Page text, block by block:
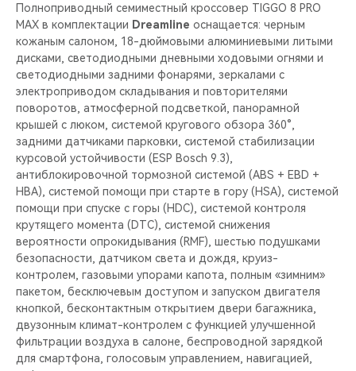
Полноприводный семиместный кроссовер ТIGGO 8 PRO
MAX в комплектации Dreamline оснащается: черным
кожаным салоном, 18-дюймовыми алюминиевыми литыми
дисками, светодиодными дневными ходовыми огнями и
светодиодными задними фонарями, зеркалами с
электроприводом складывания и повторителями
поворотов, атмосферной подсветкой, панорамной
крышей с люком, системой кругового обзора 360°,
задними датчиками парковки, системой стабилизации
курсовой устойчивости (ESP Bosch 9.3),
антиблокировочной тормозной системой (ABS + EBD +
HBA), системой помощи при старте в гору (HSA), системой
помощи при спуске с горы (HDC), системой контроля
крутящего момента (DTC), системой снижения
вероятности опрокидывания (RMF), шестью подушками
безопасности, датчиком света и дождя, круиз-
контролем, газовыми упорами капота, полным «зимним»
пакетом, бесключевым доступом и запуском двигателя
кнопкой, бесконтактным открытием двери багажника,
двузонным климат-контролем с функцией улучшенной
фильтрации воздуха в салоне, беспроводной зарядкой
для смартфона, голосовым управлением, навигацией,